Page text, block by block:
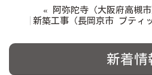
« 阿弥陀寺（大阪府高槻
新築工事（長岡京市 ブティ
新着情